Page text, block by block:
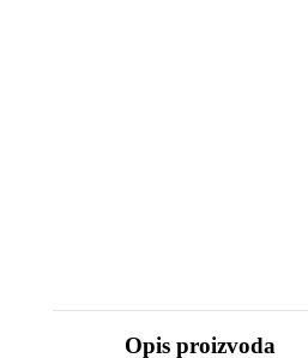
Opis proizvoda